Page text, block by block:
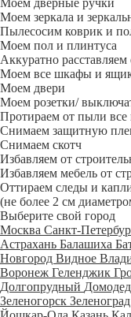
Моем дверные ручки
Моем зеркала и
Пылесосим коврик и
Моем пол и плинтуса
Аккуратно расставляем
Моем все шкафы и
Моем двери
Моем розетки/
Протираем от пыли
Снимаем защитную
Снимаем скотч
Избавляем от
Избавляем мебель от
Оттираем следы и
(не более 2 см
Выберите свой город
Москва Санкт-
Астрахань Балашиха
Новгород Видное
Воронеж Геленджик
Долгопрудный
Зеленогорск Зеленоград